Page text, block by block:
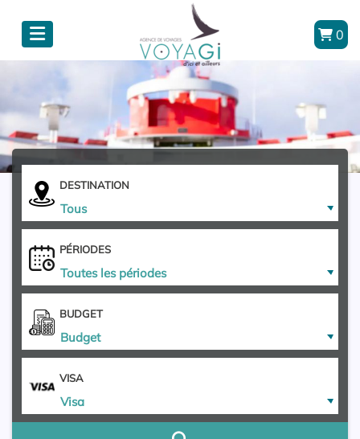
0
DESTINATION
Tous
PÉRIODES
Toutes les périodes
BUDGET
Budget
VISA
Visa